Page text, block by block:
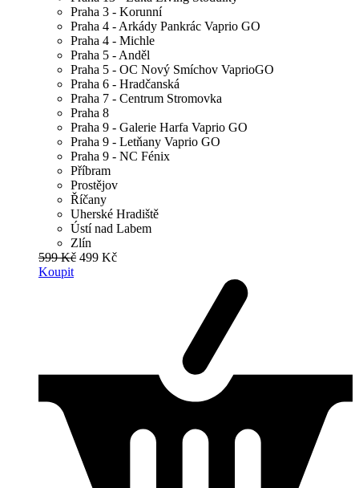
Praha 3 - Korunní
Praha 4 - Arkády Pankrác Vaprio GO
Praha 4 - Michle
Praha 5 - Anděl
Praha 5 - OC Nový Smíchov VaprioGO
Praha 6 - Hradčanská
Praha 7 - Centrum Stromovka
Praha 8
Praha 9 - Galerie Harfa Vaprio GO
Praha 9 - Letňany Vaprio GO
Praha 9 - NC Fénix
Příbram
Prostějov
Říčany
Uherské Hradiště
Ústí nad Labem
Zlín
599 Kč 499 Kč
Koupit